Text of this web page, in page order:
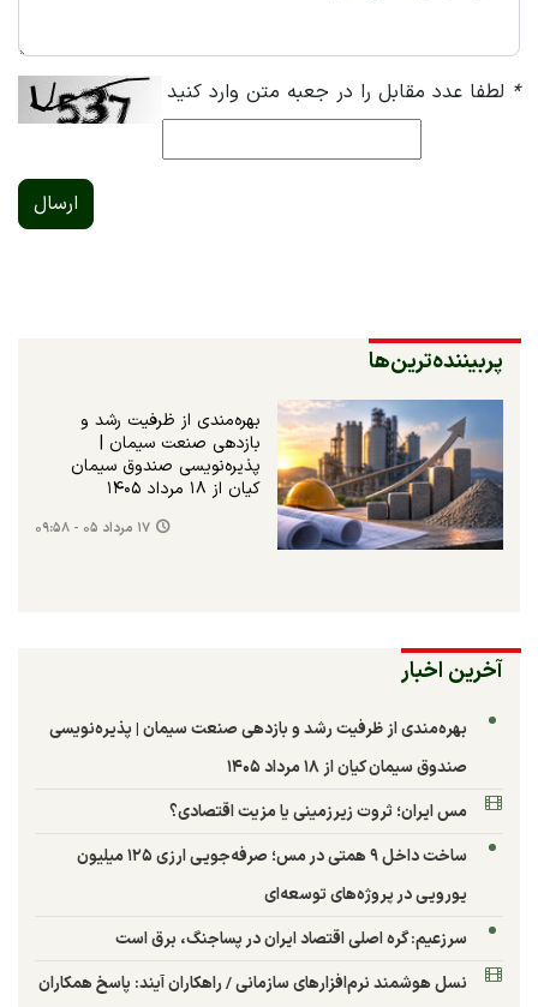
* لطفا عدد مقابل را در جعبه متن وارد کنید
ارسال
پربیننده‌ترین‌ها
بهره‌مندی از ظرفیت رشد و
بازدهی صنعت سیمان |
پذیره‌نویسی صندوق سیمان
کیان از ۱۸ مرداد ۱۴۰۵
۱۷ مرداد ۰۵ - ۰۹:۵۸
آخرین اخبار
بهره‌مندی از ظرفیت رشد و بازدهی صنعت سیمان | پذیره‌نویسی
صندوق سیمان کیان از ۱۸ مرداد ۱۴۰۵
مس ایران؛ ثروت زیرزمینی یا مزیت اقتصادی؟
ساخت داخل ۹ همتی در مس؛ صرفه‌جویی ارزی ۱۲۵ میلیون
یورویی در پروژه‌های توسعه‌ای
سرزعیم: گره اصلی اقتصاد ایران در پساجنگ، برق است
نسل هوشمند نرم‌افزارهای سازمانی / راهکاران آیند: پاسخ همکاران